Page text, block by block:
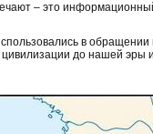
– это
в
до нашей эры